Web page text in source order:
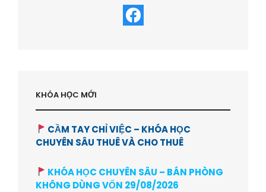
KHÓA HỌC MỚI
CẦM TAY CHỈ VIỆC – KHÓA HỌC
CHUYÊN SÂU THUÊ VÀ CHO THUÊ
KHÓA HỌC CHUYÊN SÂU – BÁN PHÒNG
KHÔNG DÙNG VỐN 29/08/2026